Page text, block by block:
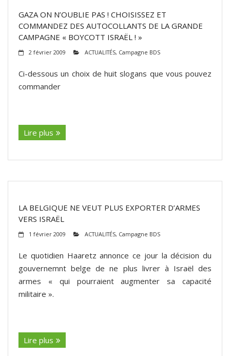
GAZA ON N’OUBLIE PAS ! CHOISISSEZ ET
COMMANDEZ DES AUTOCOLLANTS DE LA GRANDE
CAMPAGNE « BOYCOTT ISRAËL ! »
2 février 2009 ACTUALITÉS, Campagne BDS
Ci-dessous un choix de huit slogans que vous pouvez
commander
Lire plus
LA BELGIQUE NE VEUT PLUS EXPORTER D’ARMES
VERS ISRAËL
1 février 2009 ACTUALITÉS, Campagne BDS
Le quotidien Haaretz annonce ce jour la décision du
gouvernemnt belge de ne plus livrer à Israël des
armes « qui pourraient augmenter sa capacité
militaire ».
Lire plus